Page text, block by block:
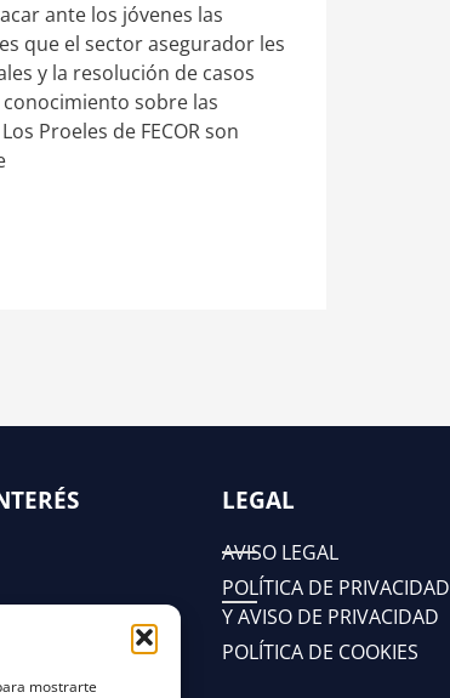
mostrarte
ante los jóvenes las
que el sector asegurador les
y la resolución de casos
sobre las
Proeles de FECOR son
LEGAL
AVISO LEGAL
POLÍTICA DE PRIVACIDAD
Y AVISO DE PRIVACIDAD
POLÍTICA DE COOKIES